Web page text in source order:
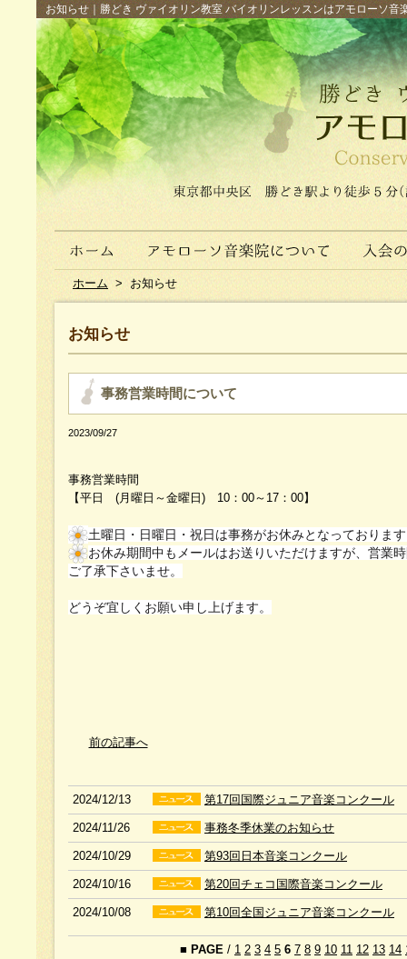
お知らせ｜勝どき ヴァイオリン教室 バイオリンレッスンはアモローソ
ホーム > お知らせ
お知らせ
事務営業時間について
2023/09/27
事務営業時間
【平日 (月曜日～金曜日) 10：00～17：00】
土曜日・日曜日・祝日は事務がお休みとなっております
お休み期間中もメールはお送りいただけますが、営業
ご了承下さいませ。
どうぞ宜しくお願い申し上げます。
前の記事へ
2024/12/13 第17回国際ジュニア音楽コンクール
2024/11/26 事務冬季休業のお知らせ
2024/10/29 第93回日本音楽コンクール
2024/10/16 第20回チェコ国際音楽コンクール
2024/10/08 第10回全国ジュニア音楽コンクール
■ PAGE / 1 2 3 4 5 6 7 8 9 10 11 12 13 14